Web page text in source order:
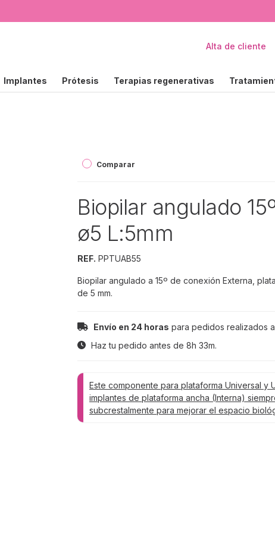
Implantes Prótesis Terapias regenerativas
Alta de cliente
Comparar
Biopilar angulado
ø5 L:5mm
REF. PPTUAB55
Biopilar angulado a 15º de conexión Externa,
de 5 mm.
Envío en 24 horas para pedidos realizados
Haz tu pedido antes de 8h 33m.
Este componente para plataforma Universal y
implantes de plataforma ancha (Interna)
subcrestalmente para mejorar el espacio